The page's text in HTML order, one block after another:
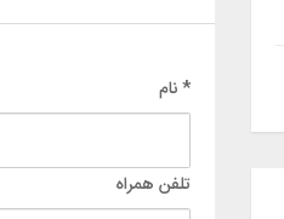
* نام
تلفن همراه